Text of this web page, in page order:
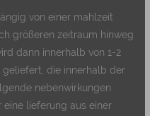
von einer mahlzeit
größeren zeitraum hinweg
dann innerhalb von 1-2
die innerhalb der
nebenwirkungen
lieferung aus einer